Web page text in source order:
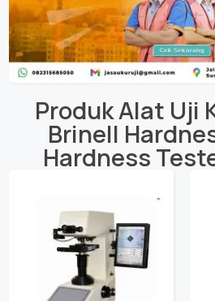
ProdukAlat Uji
Brinell
Hardness